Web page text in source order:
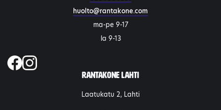
huolto@rantakone.com
ma-pe 9-17
la 9-13
Rantakone Lahti
Laatukatu 2, Lahti